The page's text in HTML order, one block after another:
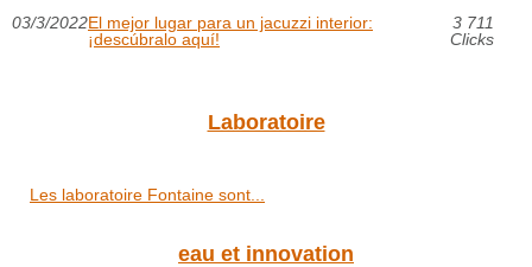
03/3/2022El mejor lugar para un jacuzzi interior:
¡descúbralo aquí!
3 711
Clicks
Laboratoire
Les laboratoire Fontaine sont...
eau et innovation